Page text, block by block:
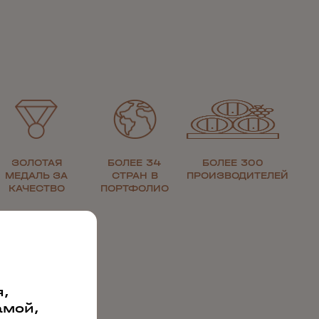
ЗОЛОТАЯ
МЕДАЛЬ ЗА
КАЧЕСТВО
БОЛЕЕ 34
СТРАН В
ПОРТФОЛИО
БОЛЕЕ 300
ПРОИЗВОДИТЕЛЕЙ